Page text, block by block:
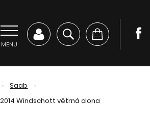
MENU
> Saab >
Windschott větrná clona